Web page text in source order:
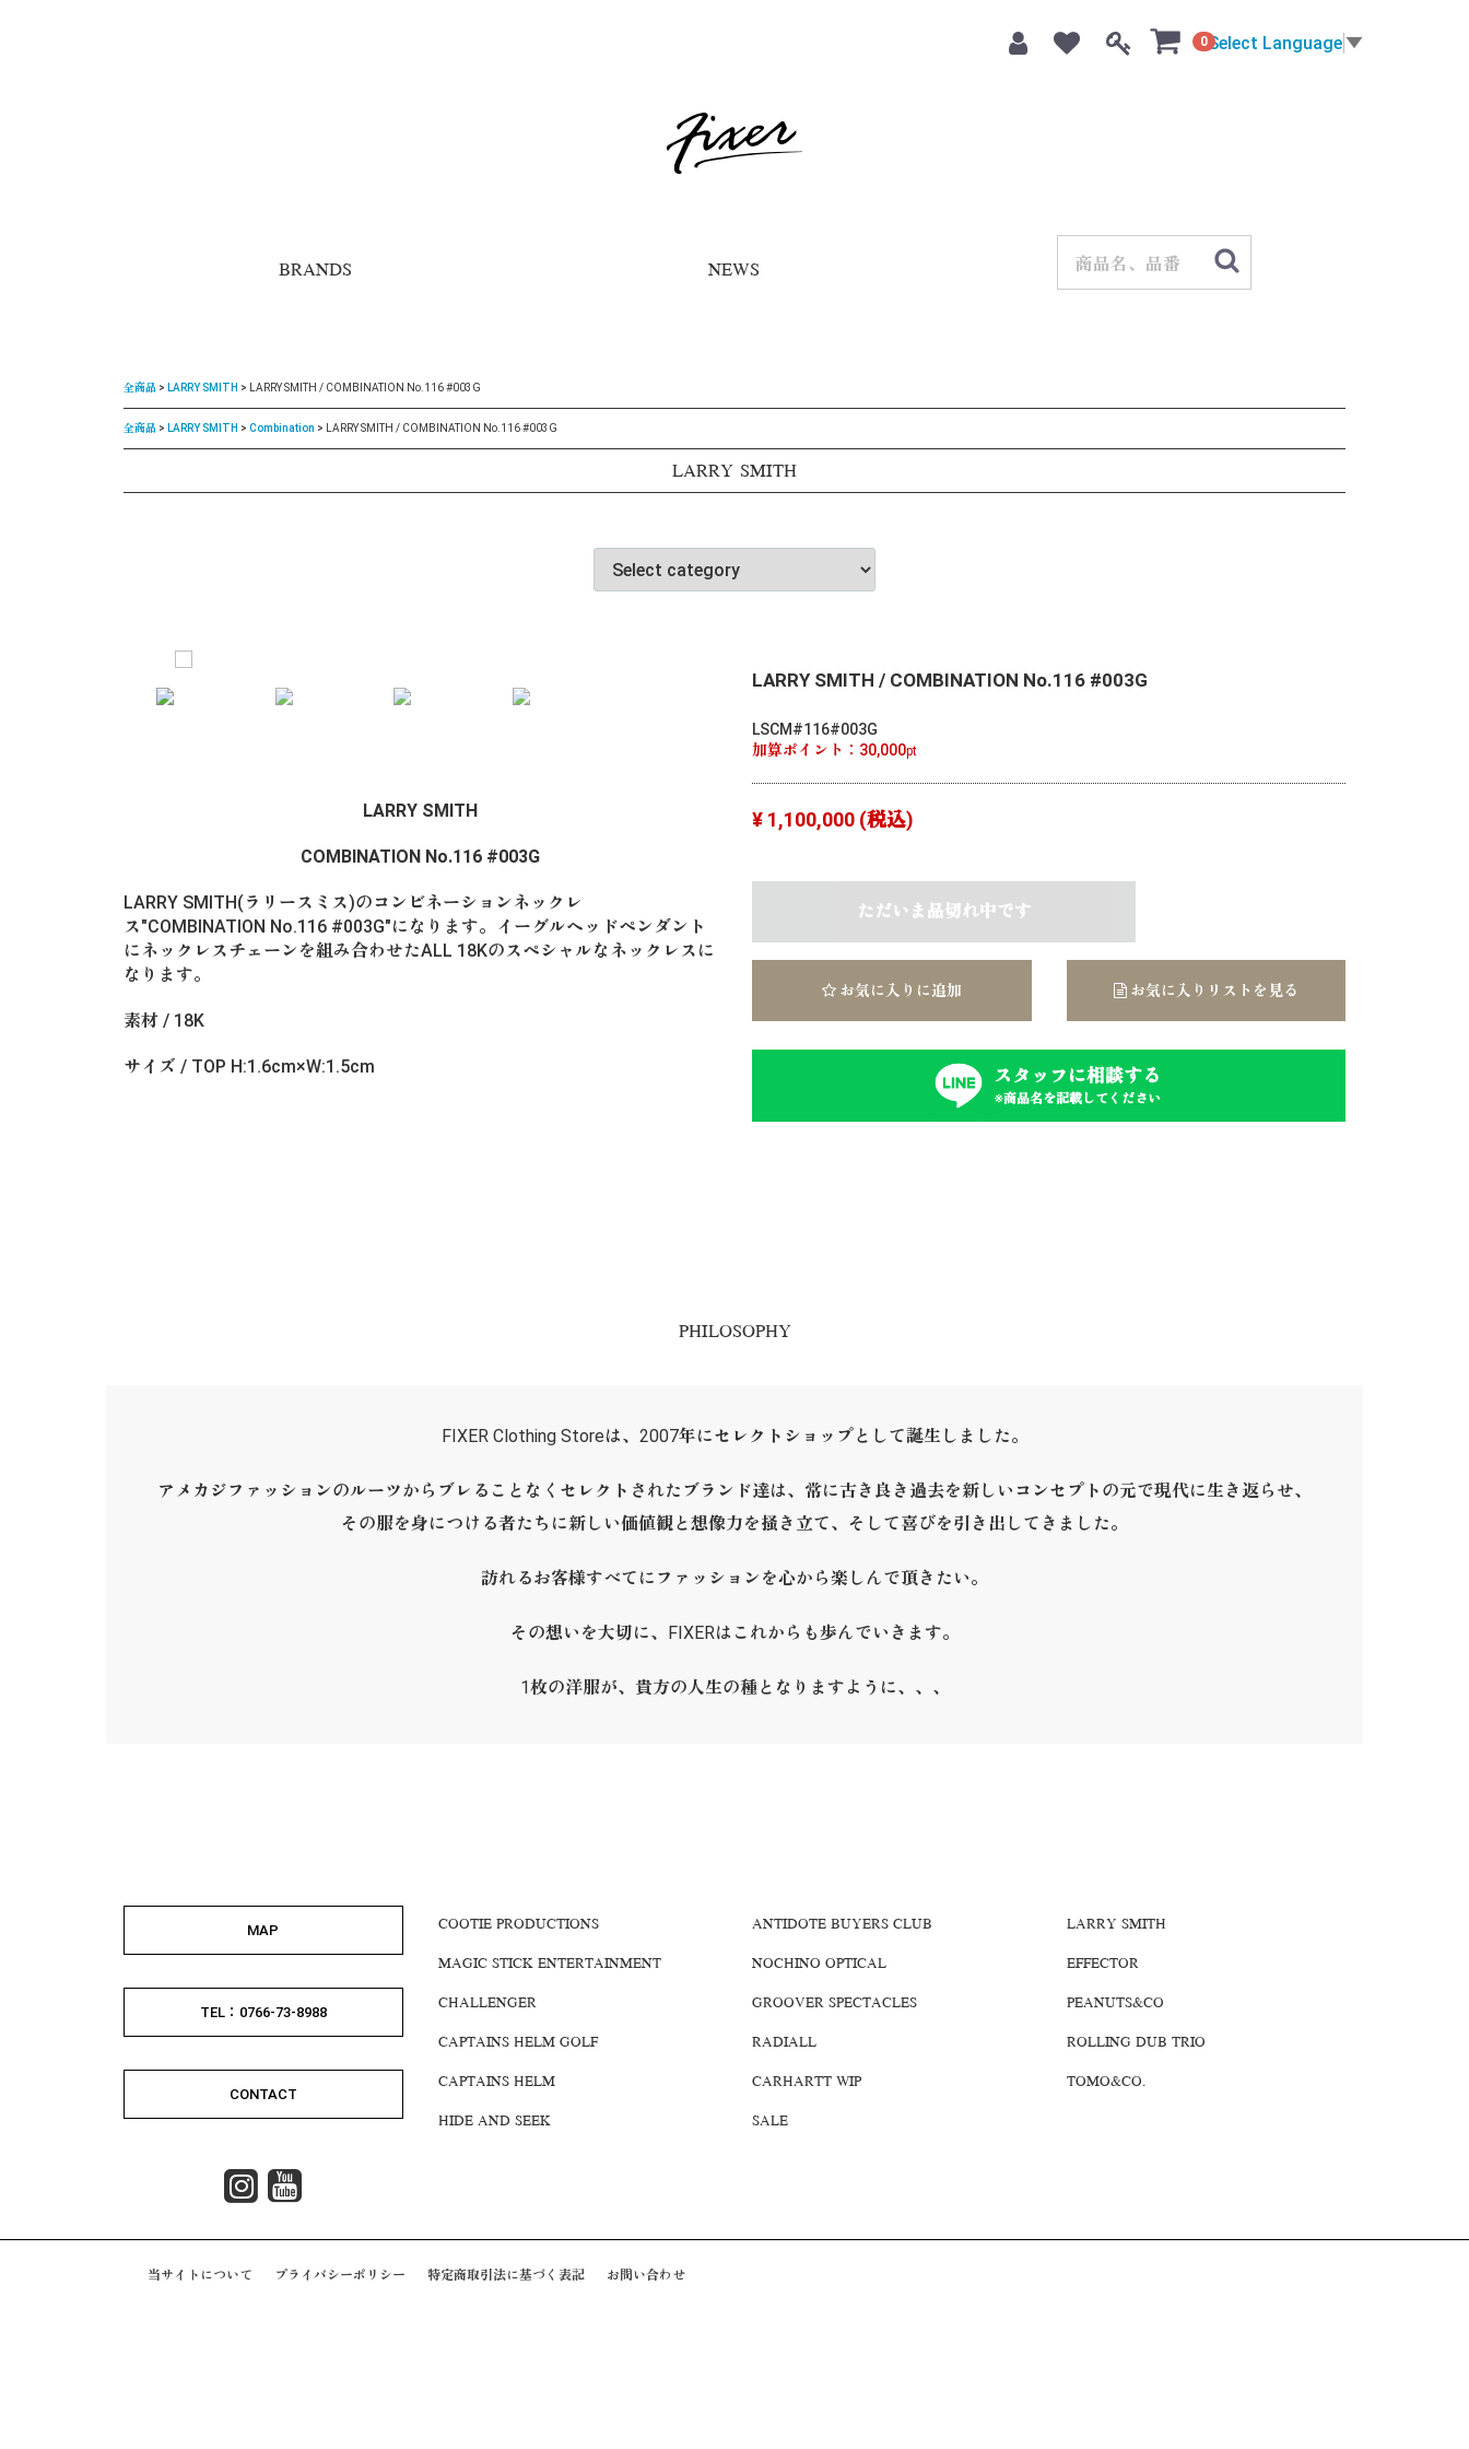
0 Select Language ▼
BRANDS NEWS
全商品 LARRY SMITH LARRY SMITH / COMBINATION No.116 #003G
全商品 LARRY SMITH Combination LARRY SMITH / COMBINATION No.116 #003G
LARRY SMITH
LARRY SMITH
COMBINATION No.116 #003G
LARRY SMITH(ラリースミス)のコンビネーションネックレ
ス"COMBINATION No.116 #003G"になります。イーグルヘッドペンダント
にネックレスチェーンを組み合わせたALL 18Kのスペシャルなネックレスに
なります。
素材 / 18K
サイズ / TOP H:1.6cm×W:1.5cm
LARRY SMITH / COMBINATION No.116 #003G
LSCM#116#003G
加算ポイント： 30,000pt
¥ 1,100,000 (税込)
ただいま品切れ中です
お気に入りに追加 お気に入りリストを見る
スタッフに相談する
※商品名を記載してください
PHILOSOPHY
FIXER Clothing Storeは、2007年にセレクトショップとして誕生しました。
アメカジファッションのルーツからブレることなくセレクトされたブランド達は、常に古き良き過去を新しいコンセプトの元で現代に生き返らせ、
その服を身につける者たちに新しい価値観と想像力を掻き立て、そして喜びを引き出してきました。
訪れるお客様すべてにファッションを心から楽しんで頂きたい。
その想いを大切に、FIXERはこれからも歩んでいきます。
1枚の洋服が、貴方の人生の種となりますように、、、
MAP
TEL：0766-73-8988
CONTACT
COOTIE PRODUCTIONS
MAGIC STICK ENTERTAINMENT
CHALLENGER
CAPTAINS HELM GOLF
CAPTAINS HELM
HIDE AND SEEK
ANTIDOTE BUYERS CLUB
NOCHINO OPTICAL
GROOVER SPECTACLES
RADIALL
CARHARTT WIP
SALE
LARRY SMITH
EFFECTOR
PEANUTS&CO
ROLLING DUB TRIO
TOMO&CO.
当サイトについて プライバシーポリシー 特定商取引法に基づく表記 お問い合わせ